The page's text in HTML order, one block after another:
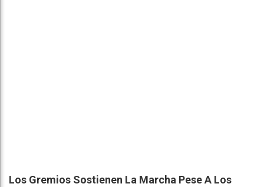
Los Gremios Sostienen La Marcha Pese A Los